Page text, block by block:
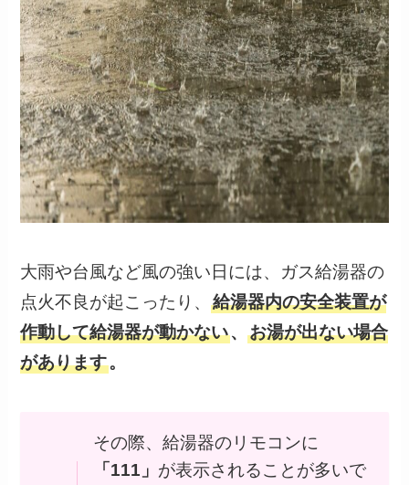
大雨や台風など風の強い日には、ガス給湯器の
点火不良が起こったり、給湯器内の安全装置が
作動して給湯器が動かない、お湯が出ない場合
があります。
その際、給湯器のリモコンに
「111」 が表示されることが多いで